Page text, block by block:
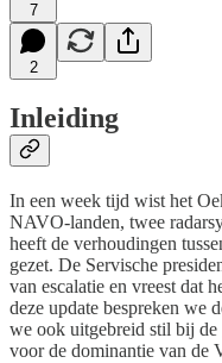
7
2
Inleiding
In een week tijd wist het
NAVO-landen, twee
heeft de verhoudingen
gezet. De Servische
van escalatie en vreest dat
deze update bespreken we
we ook uitgebreid stil bij
voor de dominantie van de